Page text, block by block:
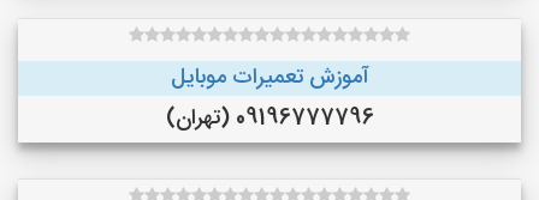
آموزش تعمیرات موبایل
09196777796 (تهران)